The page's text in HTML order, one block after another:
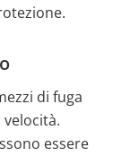
di fuga
essere